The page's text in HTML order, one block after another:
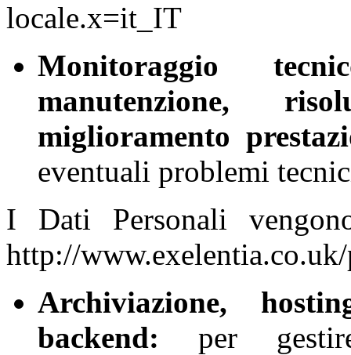
locale.x=it_IT
Monitoraggio
manutenzione,
miglioramento
eventuali problemi
I Dati Personali
http://
Archiviazione,
backend: per